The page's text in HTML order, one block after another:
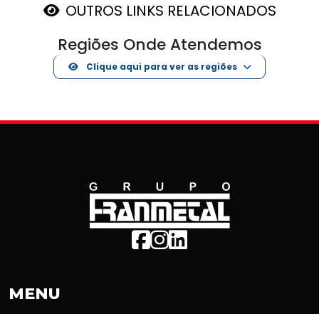
OUTROS LINKS RELACIONADOS
Regiões Onde Atendemos
Clique aqui para ver as regiões
MENU